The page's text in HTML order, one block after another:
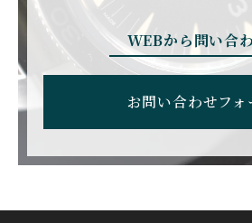
EBERHARD
エベラール
ファーブル・ルーバ
FRANCK MULLER
WEBから問い合
お問い合わせフォ